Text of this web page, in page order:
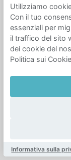
Utilizziamo
Con il tuo
essenziali per
il traffico del sito
dei cookie del
Politica sui
Informativa sulla